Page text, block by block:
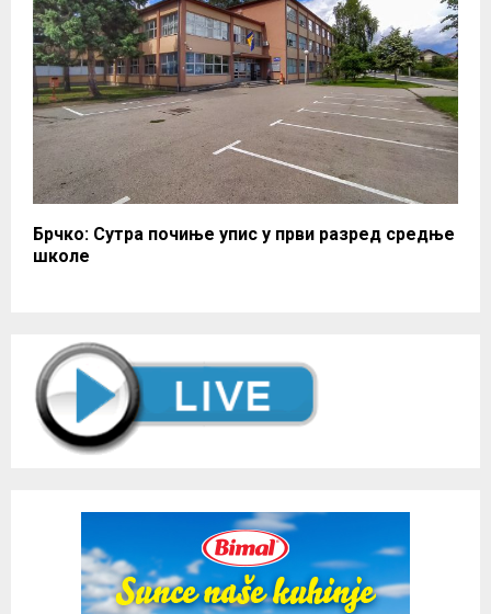
Брчко: Сутра почиње упис у први разред средње
школе